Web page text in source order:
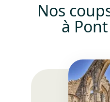
Nos
à